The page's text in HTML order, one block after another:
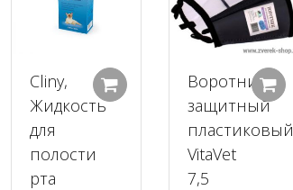
Добавить в корзину
Cliny,
Жидкость
для
полости
рта
Добавить в корзину
Воротник
защитный
пластиковый
VitaVet
7,5